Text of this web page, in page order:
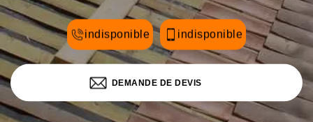
indisponible indisponible
DEMANDE DE DEVIS